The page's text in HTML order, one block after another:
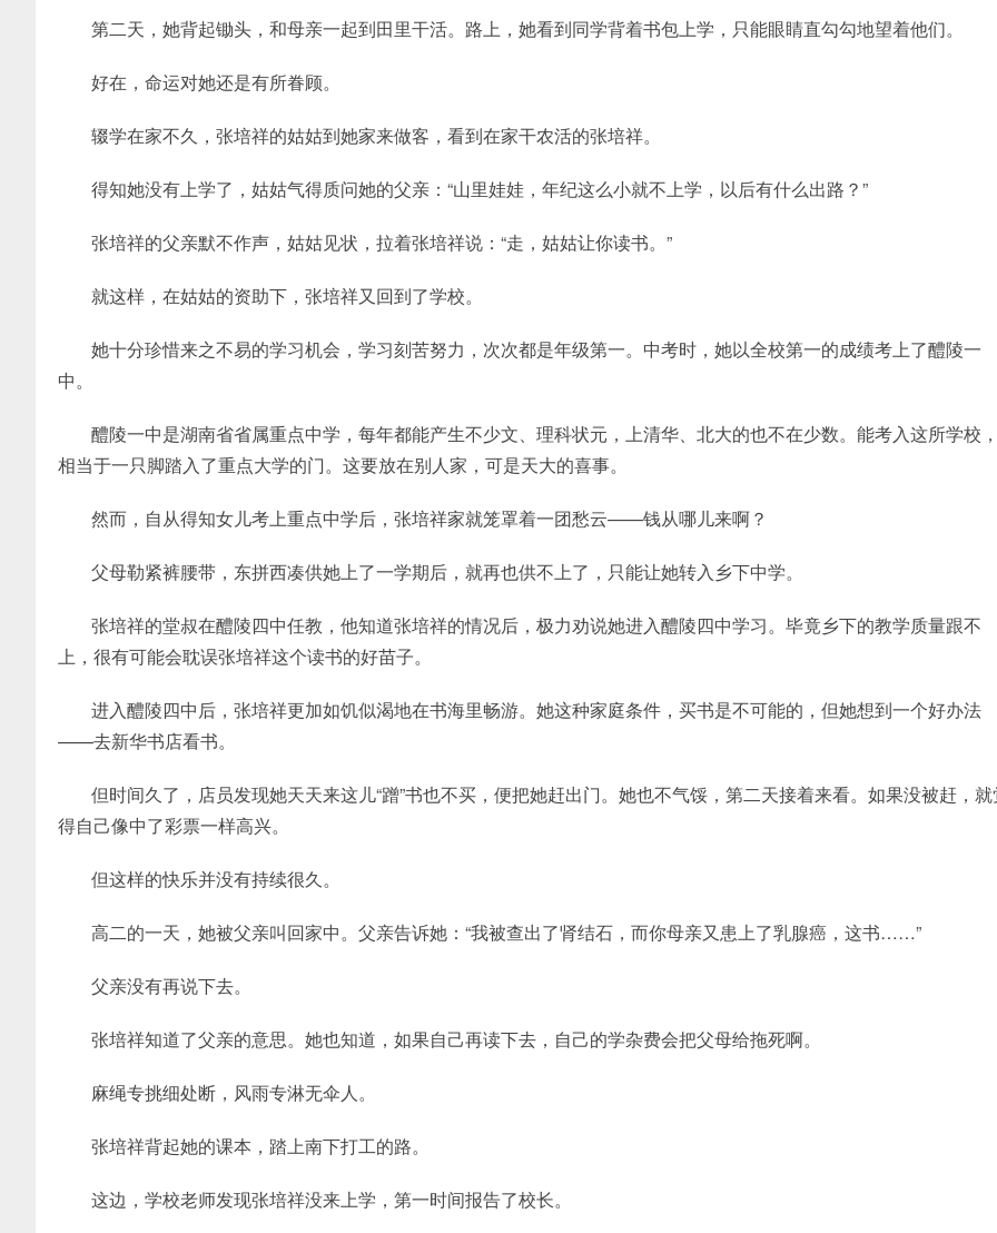
第二天，她背起锄头，和母亲一起到田里干活。路上，她看到同学背着书包上学，只能眼睛直勾勾地望着他们。
好在，命运对她还是有所眷顾。
辍学在家不久，张培祥的姑姑到她家来做客，看到在家干农活的张培祥。
得知她没有上学了，姑姑气得质问她的父亲：“山里娃娃，年纪这么小就不上学，以后有什么出路？”
张培祥的父亲默不作声，姑姑见状，拉着张培祥说：“走，姑姑让你读书。”
就这样，在姑姑的资助下，张培祥又回到了学校。
她十分珍惜来之不易的学习机会，学习刻苦努力，次次都是年级第一。中考时，她以全校第一的成绩考上了醴陵一
中。
醴陵一中是湖南省省属重点中学，每年都能产生不少文、理科状元，上清华、北大的也不在少数。能考入这所学校
相当于一只脚踏入了重点大学的门。这要放在别人家，可是天大的喜事。
然而，自从得知女儿考上重点中学后，张培祥家就笼罩着一团愁云——钱从哪儿来啊？
父母勒紧裤腰带，东拼西凑供她上了一学期后，就再也供不上了，只能让她转入乡下中学。
张培祥的堂叔在醴陵四中任教，他知道张培祥的情况后，极力劝说她进入醴陵四中学习。毕竟乡下的教学质量跟不
上，很有可能会耽误张培祥这个读书的好苗子。
进入醴陵四中后，张培祥更加如饥似渴地在书海里畅游。她这种家庭条件，买书是不可能的，但她想到一个好办法
——去新华书店看书。
但时间久了，店员发现她天天来这儿“蹭”书也不买，便把她赶出门。她也不气馁，第二天接着来看。如果没被赶，
得自己像中了彩票一样高兴。
但这样的快乐并没有持续很久。
高二的一天，她被父亲叫回家中。父亲告诉她：“我被查出了肾结石，而你母亲又患上了乳腺癌，这书……”
父亲没有再说下去。
张培祥知道了父亲的意思。她也知道，如果自己再读下去，自己的学杂费会把父母给拖死啊。
麻绳专挑细处断，风雨专淋无伞人。
张培祥背起她的课本，踏上南下打工的路。
这边，学校老师发现张培祥没来上学，第一时间报告了校长。